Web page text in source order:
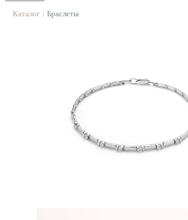
Каталог | Браслеты